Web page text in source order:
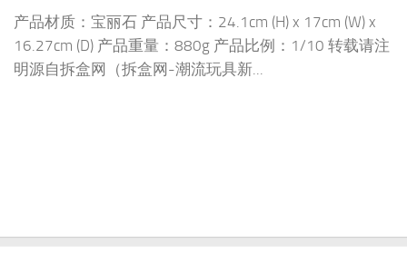
产品材质：宝丽石 产品尺寸：24.1cm (H) x 17cm (W) x
16.27cm (D) 产品重量：880g 产品比例：1/10 转载请注
明源自拆盒网（拆盒网-潮流玩具新...